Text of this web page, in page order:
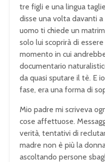
tre figli e una lingua
disse una volta davanti
uomo ti chiede un
solo lui scoprirà di
momento in cui
documentario
da quasi sputare il tè. E
fase, era una forma di
Mio padre mi scriveva
cose affettuose.
verità, tentativi di
madre non è più la
ascoltando persone